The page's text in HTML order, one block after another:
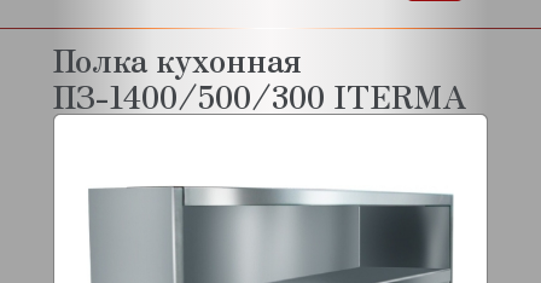
Полка кухонная
ПЗ-1400/500/300 ITERMA